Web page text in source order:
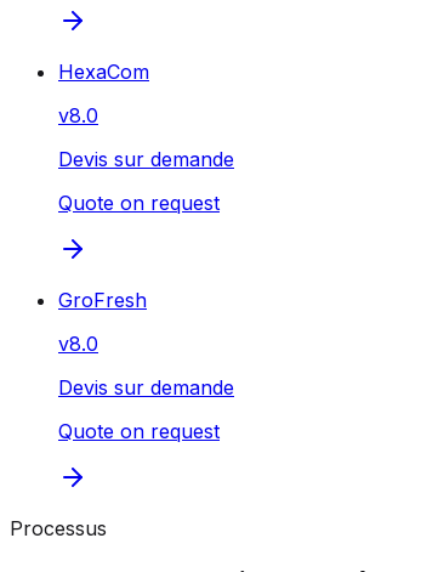
HexaCom
v8.0
Devis sur demande
Quote on request
GroFresh
v8.0
Devis sur demande
Quote on request
Processus